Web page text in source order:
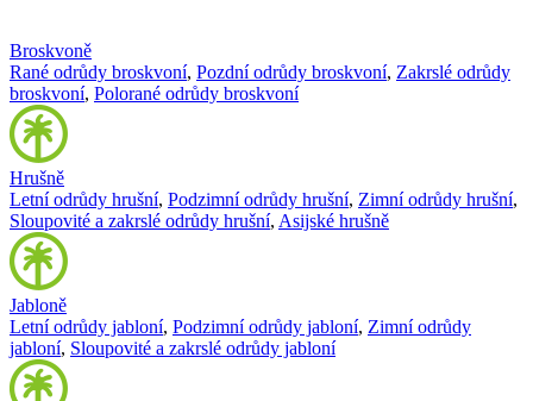
Broskvoně
Rané odrůdy broskvoní, Pozdní odrůdy broskvoní, Zakrslé odrůdy
broskvoní, Polorané odrůdy broskvoní
Hrušně
Letní odrůdy hrušní, Podzimní odrůdy hrušní, Zimní odrůdy hrušní,
Sloupovité a zakrslé odrůdy hrušní, Asijské hrušně
Jabloně
Letní odrůdy jabloní, Podzimní odrůdy jabloní, Zimní odrůdy
jabloní, Sloupovité a zakrslé odrůdy jabloní